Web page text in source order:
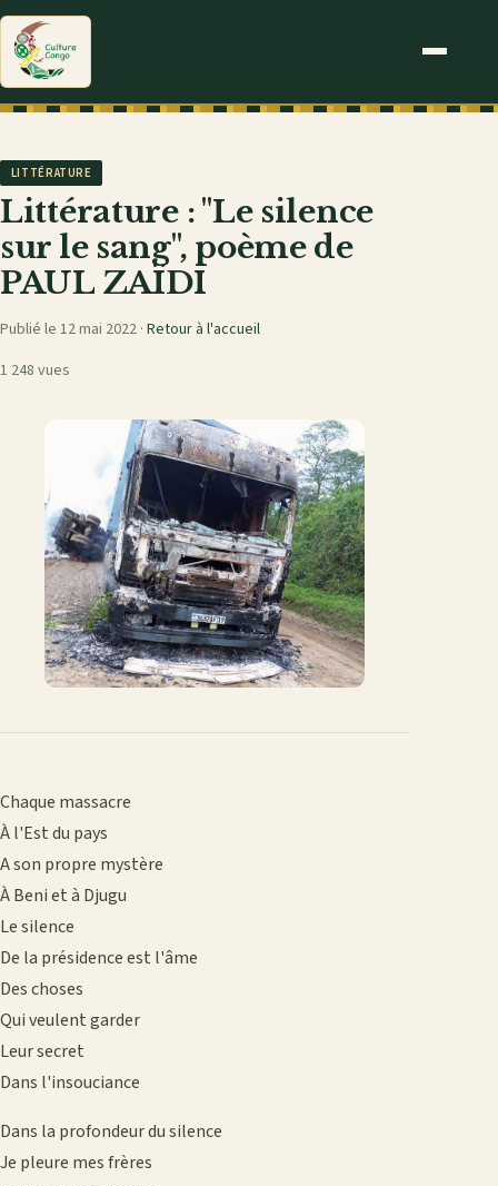
LITTÉRATURE
Littérature : "Le silence
sur le sang", poème de
PAUL ZAÏDI
Publié le 12 mai 2022 · Retour à l'accueil
1 248 vues
Chaque massacre
À l'Est du pays
A son propre mystère
À Beni et à Djugu
Le silence
De la présidence est l'âme
Des choses
Qui veulent garder
Leur secret
Dans l'insouciance
Dans la profondeur du silence
Je pleure mes frères